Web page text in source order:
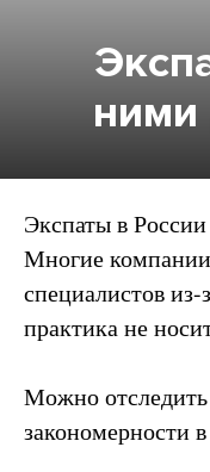
ними
Экспаты в
Многие
специалистов
практика не
Можно
закономерности